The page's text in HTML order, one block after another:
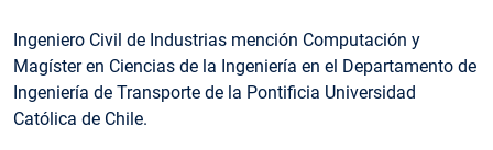
Ingeniero Civil de Industrias mención Computación y
Magíster en Ciencias de la Ingeniería en el Departamento de
Ingeniería de Transporte de la Pontificia Universidad
Católica de Chile.